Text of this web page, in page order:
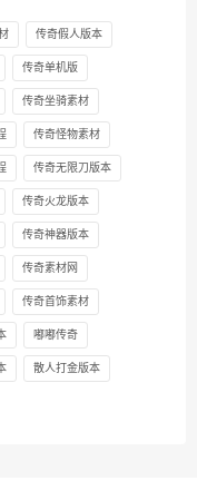
传奇假人版本
传奇单机版
传奇坐骑素材
传奇怪物素材
传奇无限刀版本
传奇火龙版本
传奇神器版本
传奇素材网
传奇首饰素材
嘟嘟传奇
散人打金版本